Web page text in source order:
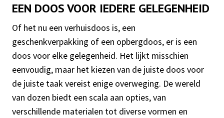
EEN DOOS VOOR IEDERE GELEGENHEID
Of het nu een verhuisdoos is, een
geschenkverpakking of een opbergdoos, er is een
doos voor elke gelegenheid. Het lijkt misschien
eenvoudig, maar het kiezen van de juiste doos voor
de juiste taak vereist enige overweging. De wereld
van dozen biedt een scala aan opties, van
verschillende materialen tot diverse vormen en